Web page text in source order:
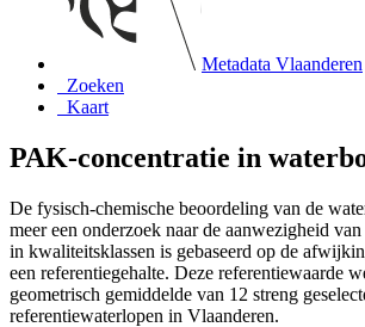
Metadata Vlaanderen
Zoeken
Kaart
PAK-concentratie in
De fysisch-chemische beoordeling van de
meer een onderzoek naar de aanwezigheid
in kwaliteitsklassen is gebaseerd op de
een referentiegehalte. Deze referentiewaarde
geometrisch gemiddelde van 12 streng
referentiewaterlopen in Vlaanderen.